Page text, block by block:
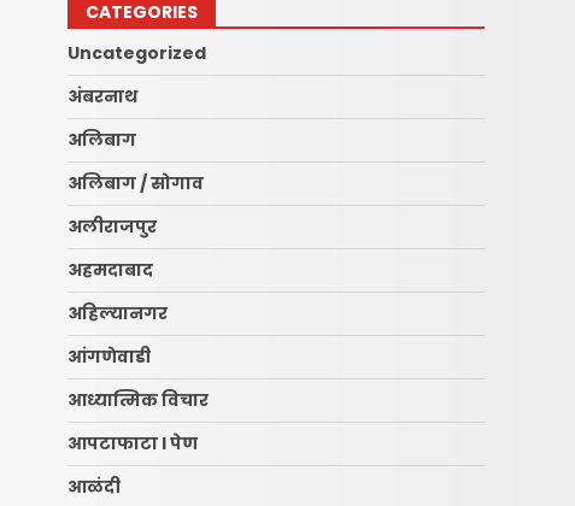
CATEGORIES
Uncategorized
अंबरनाथ
अलिबाग
अलिबाग / सोगाव
अलीराजपुर
अहमदाबाद
अहिल्यानगर
आंगणेवाडी
आध्यात्मिक विचार
आपटाफाटा l पेण
आळंदी